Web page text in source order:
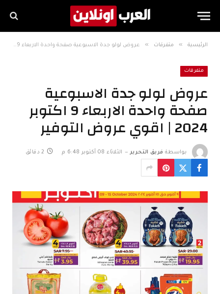
الرئيسية » متفرقات » عروض لولو جدة الاسبوعية صفحة واحدة الاربعاء 9 اكتوبر 2024 | اقوي عروض التوفير
متفرقات
عروض لولو جدة الاسبوعية
صفحة واحدة الاربعاء 9 اكتوبر
2024 | اقوي عروض التوفير
بواسطة فريق التحرير الثلاثاء 08 أكتوبر 6:48 م 2 دقائق